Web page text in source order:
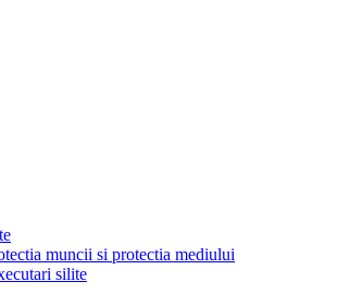
muncii si protectia mediului
silite